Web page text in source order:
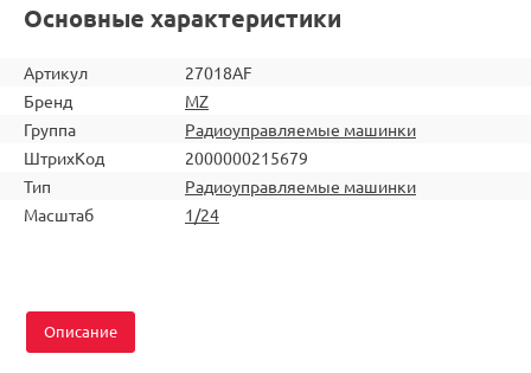
Основные характеристики
Артикул
27018AF
Бренд
MZ
Группа
Радиоуправляемые машинки
ШтрихКод
2000000215679
Тип
Радиоуправляемые машинки
Масштаб
1/24
Описание